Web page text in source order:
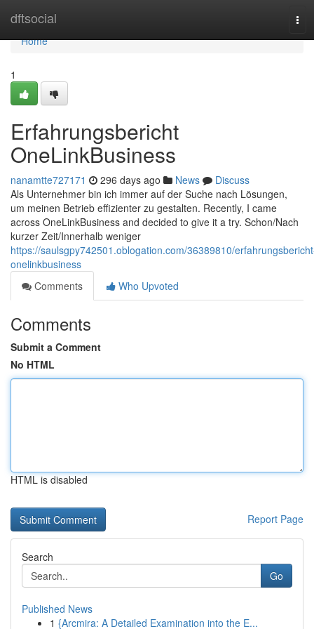
dftsocial
Home
Home
1
Erfahrungsbericht
OneLinkBusiness
nanamtte727171 296 days ago News
Discuss
Als Unternehmer bin ich immer auf der Suche nach Lösungen,
um meinen Betrieb effizienter zu gestalten. Recently, I came
across OneLinkBusiness and decided to give it a try. Schon/Nach
kurzer Zeit/Innerhalb weniger
https://saulsgpy742501.oblogation.com/36389810/
onelinkbusiness
Comments
Who Upvoted
Comments
Submit a Comment
No HTML
HTML is disabled
Report Page
Search
Go
Published News
1 {Arcmira: A Detailed Examination into the E...